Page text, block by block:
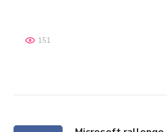
151